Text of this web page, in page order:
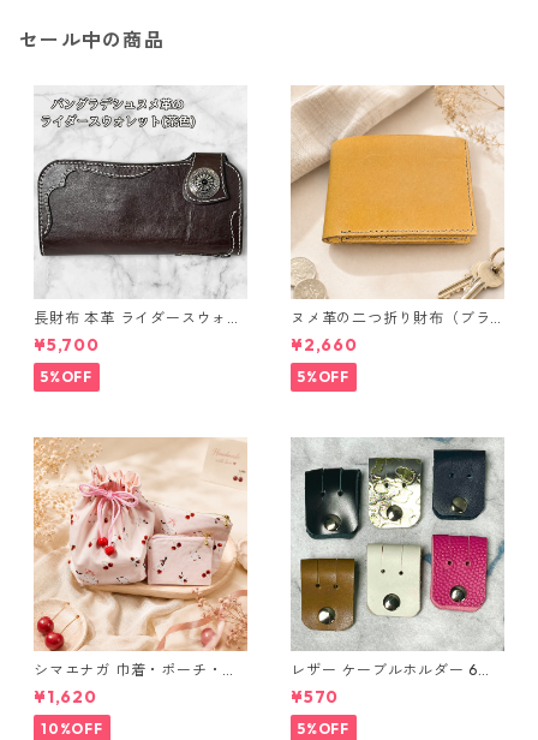
セール中の商品
長財布 本革 ライダースウォレ
ット 国産 ヌメ革 ブラウン バ
ングラデシュ l175 レザー 革財
布 ハンドメイド 経年変化
¥5,700
5%OFF
ヌメ革の二つ折り財布（ブラ
ウン系）
¥2,660
5%OFF
シマエナガ 巾着・ポーチ・ミ
ニポーチ(カード収納にも) ３
点セット さくらんぼ柄×淡いピ
ンク
¥1,620
10%OFF
レザー ケーブルホルダー 6個
セット
¥570
5%OFF